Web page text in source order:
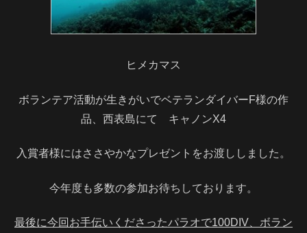
ヒメカマス
ボランテア活動が生きがいでベテランダイバーF様の作
品、西表島にて キャノンX4
入賞者様にはささやかなプレゼントをお渡ししました。
今年度も多数の参加お待ちしております。
最後に今回お手伝いくださったパラオで100DIV、ボラン